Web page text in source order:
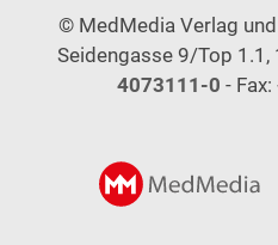
© MedMedia Verlag
Seidengasse 9/Top 1.1,
4073111-0 -